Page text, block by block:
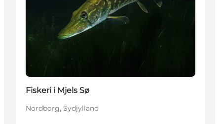
Fiskeri i Mjels Sø
Nordborg, Sydjylland